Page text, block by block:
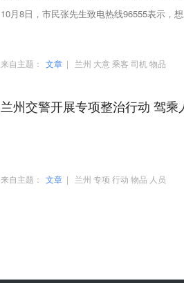
10月8日，市民张先生致电热线96555表示，
来自主题： 文章 | 兰州 大意乘客 司机物品
兰州交警开展专项整治行动 驾
来自主题： 文章 | 兰州 专项 行动 物品 人员